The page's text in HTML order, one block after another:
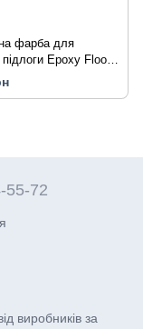
фарба для
підлоги Epoxy Floor
23 кг (на 32-36
лакофарбовий
55-72
виробників за